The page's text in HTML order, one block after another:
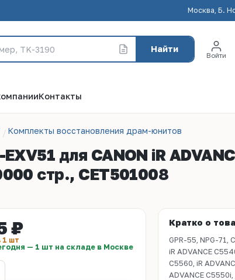
Москва, Б.
Найти
Войти
Контакты
Комплекты восстановления драм-юнитов
для CANON iR
стр., CET501008
₽
1 шт
— 1 шт на складе в Москве
Кратко о
GPR-55, NPG-71,
iR ADVANCE
C5560, iR
ADVANCE C5550i,